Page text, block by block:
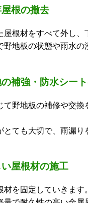
根の撤去
屋根材をすべて外し、
野地板の状態や雨水の
補強・防水シー
て野地板の補修や交
とても大切で、雨漏り
屋根材の施工
材を固定していきます。